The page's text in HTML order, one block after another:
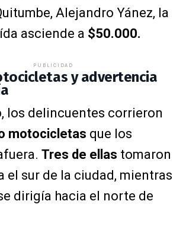
Alejandro Yánez, la
asciende a $50.000.
PUBLICIDAD
y advertencia
los delincuentes corrieron
motocicletas que los
Tres de ellas tomaron
el sur de la ciudad, mientras
dirigía hacia el norte de